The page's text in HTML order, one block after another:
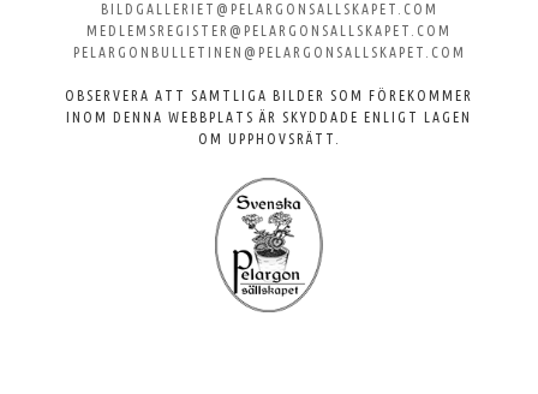
Pelargonsällskapet
BILDGALLERIET@PELARGONSALLSKAPET.COM
MEDLEMSREGISTER@PELARGONSALLSKAPET.COM
PELARGONBULLETINEN@PELARGONSALLSKAPET.COM
OBSERVERA ATT SAMTLIGA BILDER SOM FÖREKOMMER
INOM DENNA WEBBPLATS ÄR SKYDDADE ENLIGT LAGEN
OM UPPHOVSRÄTT.